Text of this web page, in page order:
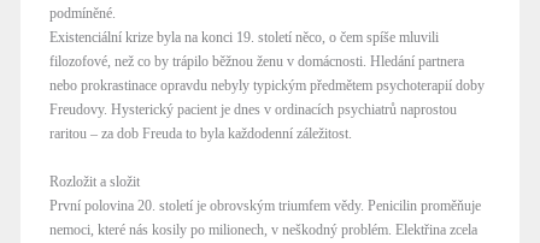
podmíněné.
Existenciální krize byla na konci 19. století něco, o čem spíše mluvili
filozofové, než co by trápilo běžnou ženu v domácnosti. Hledání partnera
nebo prokrastinace opravdu nebyly typickým předmětem psychoterapií doby
Freudovy. Hysterický pacient je dnes v ordinacích psychiatrů naprostou
raritou – za dob Freuda to byla každodenní záležitost.
Rozložit a složit
První polovina 20. století je obrovským triumfem vědy. Penicilin proměňuje
nemoci, které nás kosily po milionech, v neškodný problém. Elektřina zcela